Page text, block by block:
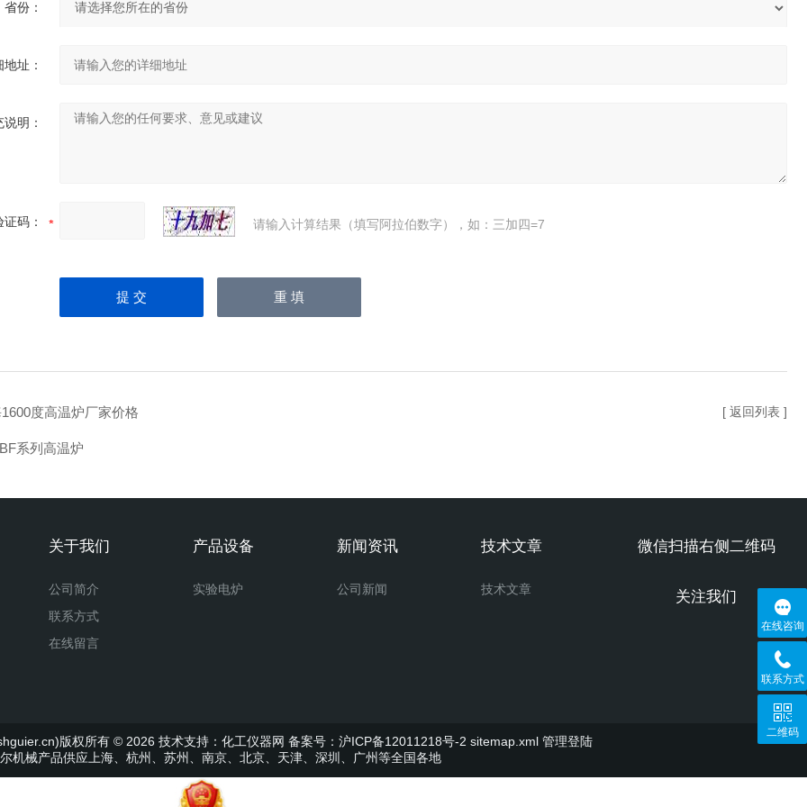
省份：
址：
明：
证码： 请输入计算结果（填写阿拉伯数字），如：三加四=7
度高温炉厂家价格
系列高温炉
[ 返回列表 ]
微信扫描右侧二维码
关注我们
关于我们
公司简介
联系方式
在线留言
产品设备
实验电炉
新闻资讯
公司新闻
技术文章
技术文章
版权所有 © 2026 技术支持： 化工仪器网 备案号：沪ICP备12011218号-2 sitemap.xml 管理登陆
机械产品供应上海、杭州、苏州、南京、北京、天津、深圳、广州等全国各地
在线咨询
联系方式
二维码